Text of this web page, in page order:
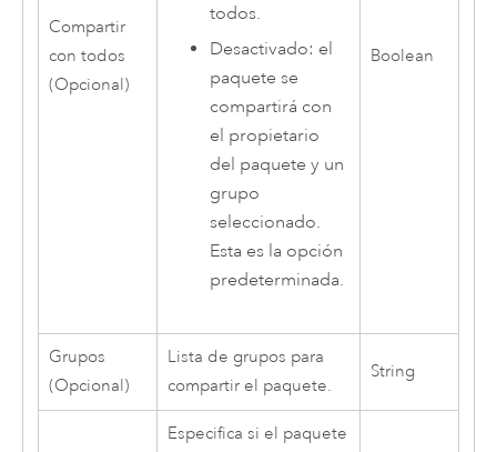
Compartir
con todos
(Opcional)
todos.
Desactivado: el
paquete se
compartirá con
el propietario
del paquete y un
grupo
seleccionado.
Esta es la opción
predeterminada.
Boolean
Grupos
(Opcional)
Lista de grupos para
compartir el paquete.
String
Especifica si el paquete